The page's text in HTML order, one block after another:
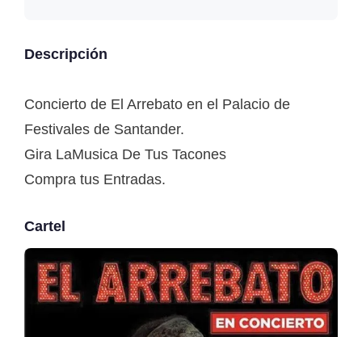
Descripción
Concierto de El Arrebato en el Palacio de
Festivales de Santander.
Gira LaMusica De Tus Tacones‬
Compra tus Entradas.
Cartel